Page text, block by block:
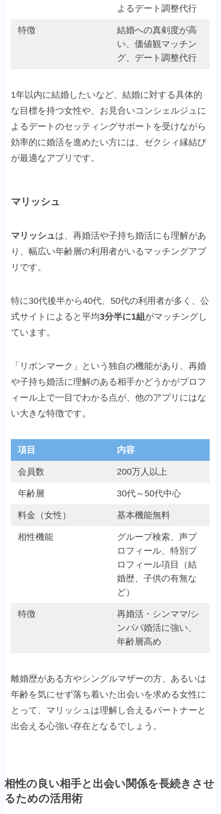
よるデート調整代行
特徴
結婚への真剣度が高
い、価値観マッチン
グ、デート調整代行
1年以内に結婚したいなど、結婚に対する具体的
な目標を持つ女性や、お見合いコンシェルジュに
よるデートのセッティングサポートを受けながら
効率的に婚活を進めたい方には、ゼクシィ縁結び
が最適なアプリです。
マリッシュ
マリッシュは、再婚活や子持ち婚活にも理解があ
り、幅広い年齢層の利用者がいるマッチングアプ
リです。
特に30代後半から40代、50代の利用者が多く、公
式サイトによると平均3分半に1組 がマッチングし
ています。
「リボンマーク」という独自の機能があり、再婚
や子持ち婚活に理解のある相手かどうかがプロフ
ィール上で一目でわかる点が、他のアプリにはな
い大きな特徴です。
項目 内容
会員数 200万人以上
年齢層 30代～50代中心
料金（女性） 基本機能無料
相性機能
グループ検索、声プ
ロフィール、特別プ
ロフィール項目（結
婚歴、子供の有無な
ど）
特徴
再婚活・シンママ/シ
ンパパ婚活に強い、
年齢層高め
離婚歴がある方やシングルマザーの方、あるいは
年齢を気にせず落ち着いた出会いを求める女性に
とって、マリッシュは理解し合えるパートナーと
出会える心強い存在となるでしょう。
相性の良い相手と出会い関係を長続きさせ
るための活用術